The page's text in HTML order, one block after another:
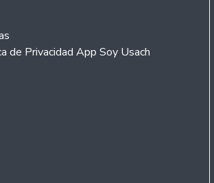
de Privacidad App Soy Usach